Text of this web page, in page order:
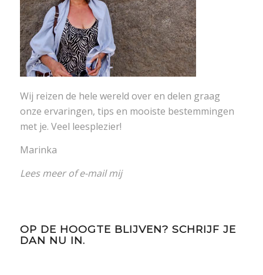
Wij reizen de hele wereld over en delen graag
onze ervaringen, tips en mooiste bestemmingen
met je. Veel leesplezier!
Marinka
Lees meerofe-mail mij
OP DE HOOGTE BLIJVEN? SCHRIJF JE
DAN NU IN.